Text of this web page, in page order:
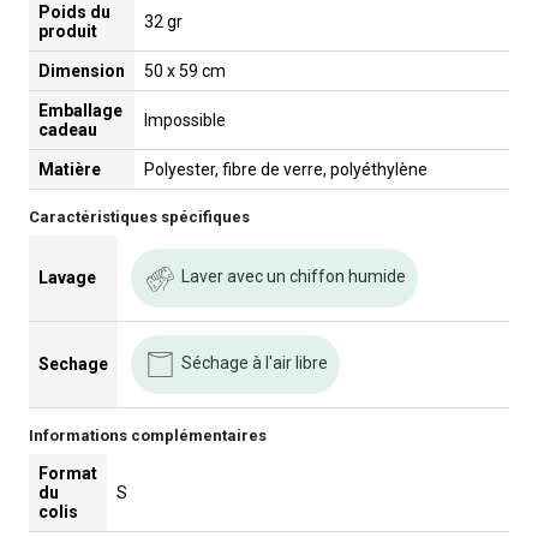
Poids du
produit
32 gr
Dimension 50 x 59 cm
Emballage
cadeau
Impossible
Matière Polyester, fibre de verre, polyéthylène
Caractéristiques spécifiques
Lavage Laver avec un chiffon humide
Sechage Séchage à l'air libre
Informations complémentaires
Format
du
colis
S